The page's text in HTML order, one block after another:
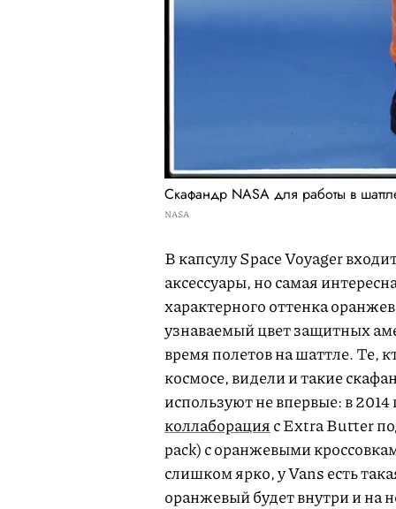
Скафандр NASA для работы в
NASA
В капсулу Space Voyager
аксессуары, но самая
характерного оттенка
узнаваемый цвет защитных
время полетов на шаттле. Те,
космосе, видели и такие
используют не впервые: в
коллаборацияс Extra Butter
pack) с оранжевыми
слишком ярко, у Vans есть
оранжевый будет внутри и на